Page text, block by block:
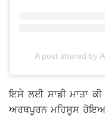
A post shared by
ਇਸੇ ਲਈ ਸਾਡੀ ਮਾਤਾ
ਅਰਥਪੂਰਨ ਮਹਿਸੂਸ